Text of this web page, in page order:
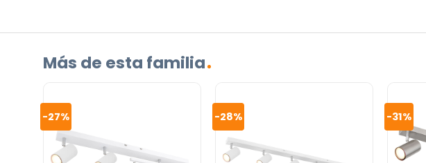
Incluido por defecto
Instrucciones en diferentes idiomas
Etiqueta energética
Más de esta familia
-27% -28% -31%